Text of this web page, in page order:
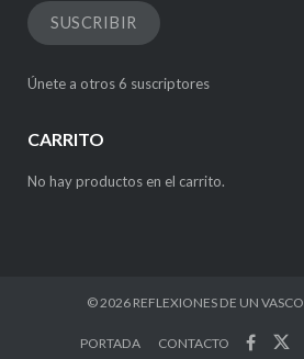
correo
electrónico
SUSCRIBIR
Únete a otros 6 suscriptores
CARRITO
No hay productos en el carrito.
© 2026 REFLEXIONES DE UN VASCO
PORTADA CONTACTO